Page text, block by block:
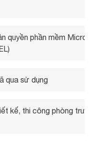
quyền phần mềm
qua sử dụng
kế, thi công phòng